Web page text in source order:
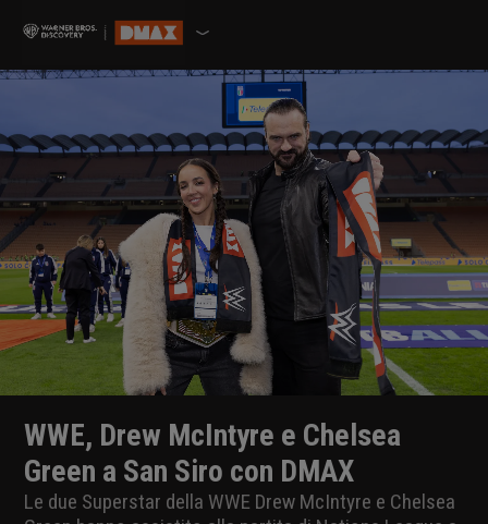
WWE, Drew McIntyre e Chelsea
Green a San Siro con DMAX
Le due Superstar della WWE Drew McIntyre e Chelsea